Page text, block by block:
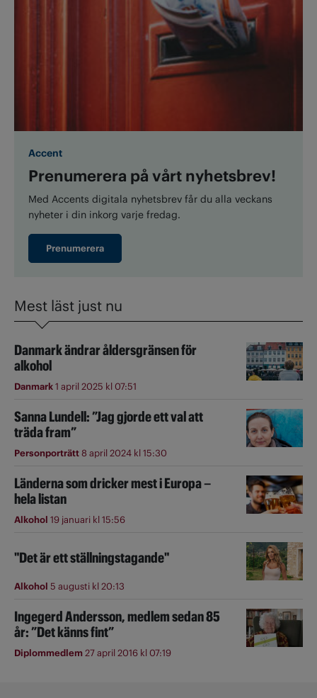
Accent
Prenumerera på vårt nyhetsbrev!
Med Accents digitala nyhetsbrev får du alla veckans
nyheter i din inkorg varje fredag.
Prenumerera
Mest läst just nu
Danmark ändrar åldersgränsen för
alkohol
Danmark1 april 2025 kl 07:51
Sanna Lundell: ”Jag gjorde ett val att
träda fram”
Personporträtt8 april 2024 kl 15:30
Länderna som dricker mest i Europa –
hela listan
Alkohol 19 januari kl 15:56
"Det är ett ställningstagande"
Alkohol 5 augusti kl 20:13
Ingegerd Andersson, medlem sedan 85
år: ”Det känns fint”
Diplommedlem27 april 2016 kl 07:19